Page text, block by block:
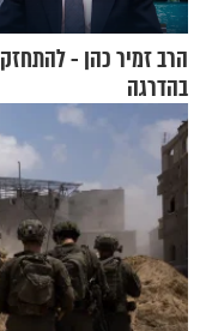
הרב זמיר כהן - להתחזק
בהדרגה